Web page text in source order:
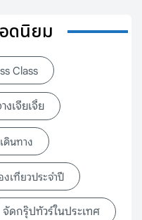
ดนิยม
Class
งเจียเจี้ย
ดินทาง
เที่ยวประจำปี
จัดกรุ๊ปทัวร์ในประเทศ